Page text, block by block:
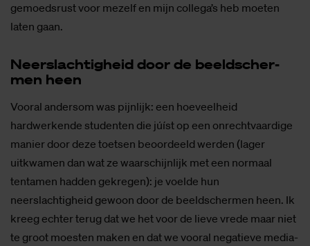
gemoedsrust voor mezelf en mijn collega’s heb moeten
laten gaan.
Neer­slach­tig­heid door de beeld­scher­
men heen
Vooral andersom was pijnlijk: een hoeveelheid
hardwerkende studenten die júíst op een onrechtvaardige
manier door deze toetsen beoordeeld werden (lager
uitkwamen dan wat ze waarschijnlijk met een normaal
tentamen hadden gekregen): je voelde hun
neerslachtigheid gewoon door de beeldschermen heen. Ik
kreeg echter terug dat we het voor de lieve vrede maar niet
te groot moesten maken en dat we vooral negatieve media-